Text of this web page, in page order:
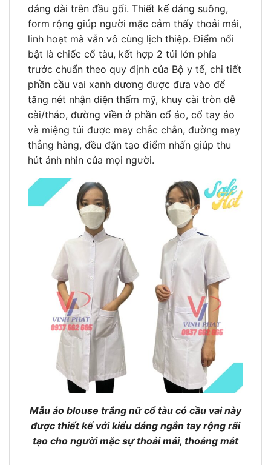
dáng dài trên đầu gối. Thiết kế dáng suông,
form rộng giúp người mặc cảm thấy thoải mái,
linh hoạt mà vẫn vô cùng lịch thiệp. Điểm nổi
bật là chiếc cổ tàu, kết hợp 2 túi lớn phía
trước chuẩn theo quy định của Bộ y tế, chi tiết
phần cầu vai xanh dương được đưa vào để
tăng nét nhận diện thẩm mỹ, khuy cài tròn dễ
cài/tháo, đường viền ở phần cổ áo, cổ tay áo
và miệng túi được may chắc chắn, đường may
thẳng hàng, đều đặn tạo điểm nhấn giúp thu
hút ánh nhìn của mọi người.
Mẫu áo blouse trắng nữ cổ tàu có cầu vai này
được thiết kế với kiểu dáng ngắn tay rộng rãi
tạo cho người mặc sự thoải mái, thoáng mát